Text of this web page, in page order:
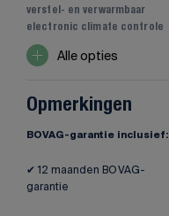
verstel- en verwarmbaar
electronic climate controle
Alle opties
Opmerkingen
BOVAG-garantie inclusief:
✔ 12 maanden BOVAG-
garantie